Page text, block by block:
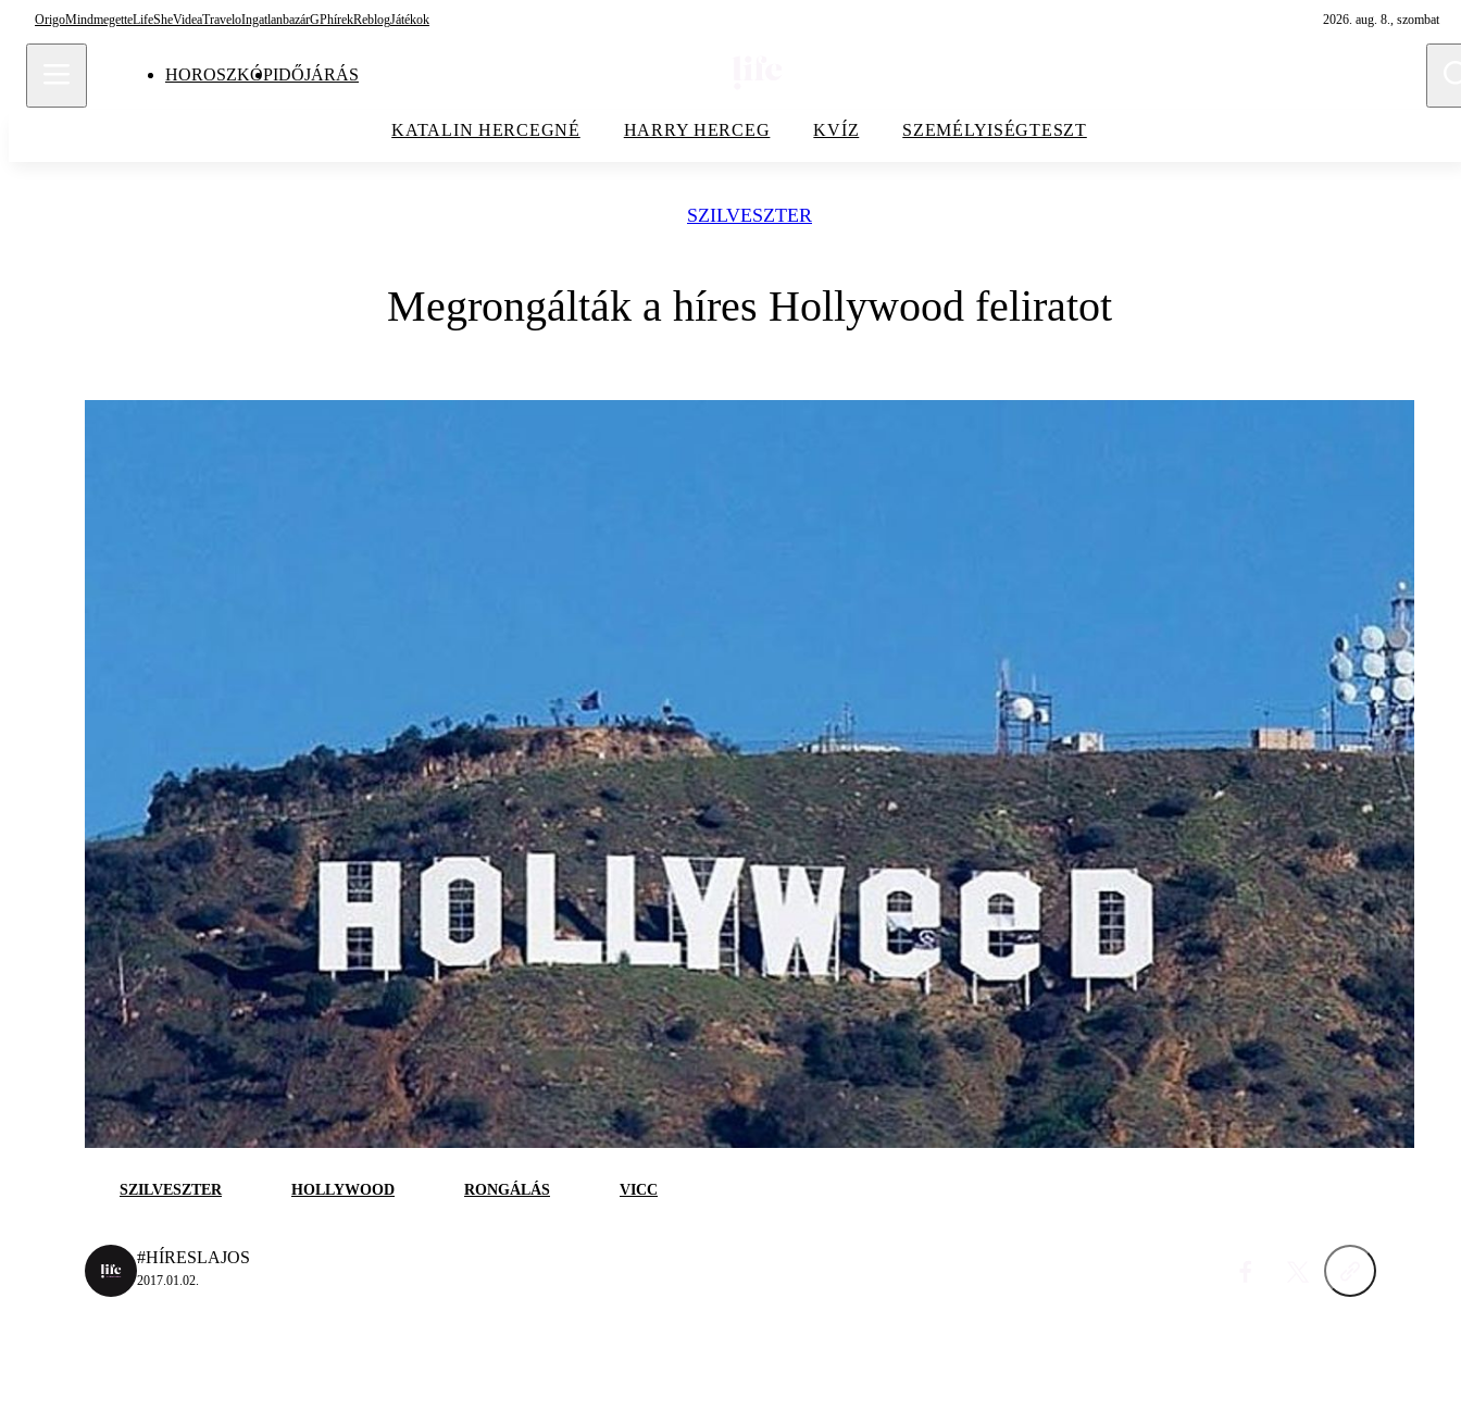
OrigoMindmegetteLifeSheVideaTraveloIngatlanbazárGPhírekReblogJátékok 2026. aug. 8., szombat
HOROSZKÓPIDŐJÁRÁS
KATALIN HERCEGNÉ HARRY HERCEG KVÍZ SZEMÉLYISÉGTESZT
SZILVESZTER
Megrongálták a híres Hollywood feliratot
SZILVESZTER HOLLYWOOD RONGÁLÁS VICC
#HÍRESLAJOS
2017.01.02.